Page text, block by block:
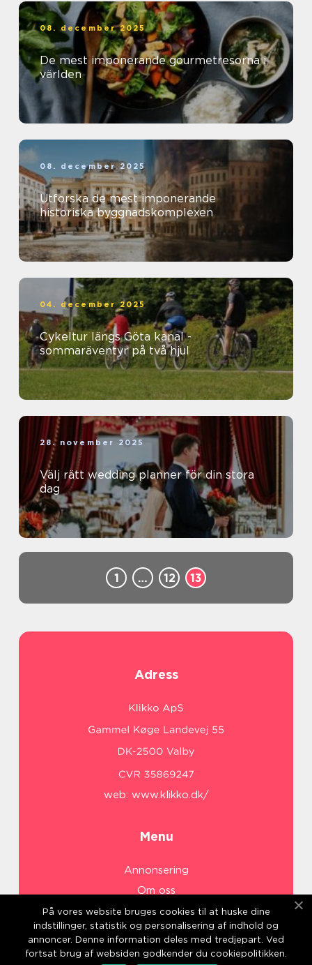
08. december 2025
De mest imponerande gourmetresorna i
världen
08. december 2025
Utforska de mest imponerande
historiska byggnadskomplexen
04. december 2025
Cykeltur längs Göta kanal -
sommaräventyr på två hjul
28. november 2025
Välj rätt wedding planner för din stora
dag
1 … 12 13
Adress
web: www.klikko.dk/
Menu
Annonsering
Om oss
Cookies
Kontakta oss
Sitemap
På vores website bruges cookies til at huske dine
indstillinger, statistik og personalisering af indhold og
annoncer. Denne information deles med tredjepart. Ved
fortsat brug af websiden godkender du cookiepolitikken.